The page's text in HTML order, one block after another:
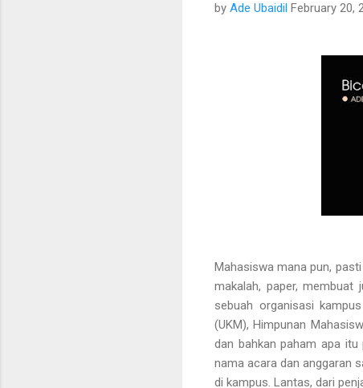
by Ade Ubaidil February 20,
Mahasiswa mana pun,
makalah, paper, membuat
sebuah organisasi
(UKM), Himpunan
dan bahkan paham apa
nama acara dan anggaran
di kampus. Lantas, dari